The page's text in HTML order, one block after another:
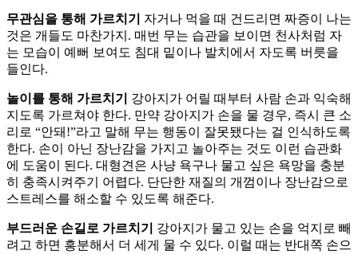
무관심을 통해 가르치기
자거나 먹을 때 건드리면 짜증이 나는
것은 개들도 마찬가지. 매번 무는 습관을 보이면 천사처럼 자
는 모습이 예뻐 보여도 침대 밑이나 발치에서 자도록 버릇을
들인다.
놀이를 통해 가르치기
강아지가 어릴 때부터 사람 손과 익숙해
지도록 가르쳐야 한다. 만약 강아지가 손을 물 경우, 즉시 큰 소
리로 “안돼!”라고 말해 무는 행동이 잘못됐다는 걸 인식하도록
한다. 손이 아닌 장난감을 가지고 놀아주는 것도 이런 습관화
에 도움이 된다. 대형견은 사냥 욕구나 물고 싶은 욕망을 충분
히 충족시켜주기 어렵다. 단단한 재질의 개껌이나 장난감으로
스트레스를 해소할 수 있도록 해준다.
부드러운 손길로 가르치기
강아지가 물고 있는 손을 억지로 빼
려고 하면 흥분해서 더 세게 물 수 있다. 이럴 때는 반대쪽 손으